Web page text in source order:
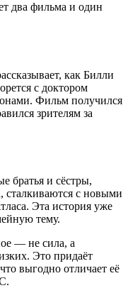
два фильма и один
как Билли
с доктором
Фильм получился
зрителям за
братья и сёстры,
с новыми
Эта история уже
тему.
— не сила, а
Это придаёт
выгодно отличает её